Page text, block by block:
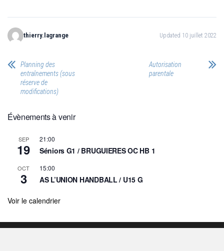
thierry.lagrange Updated 10 juillet 2022
Planning des
entraînements (sous
réserve de
modifications)
Autorisation
parentale
Évènements à venir
SEP
19
21:00
Séniors G1 / BRUGUIERES OC HB 1
OCT
3
15:00
AS L’UNION HANDBALL / U15 G
Voir le calendrier